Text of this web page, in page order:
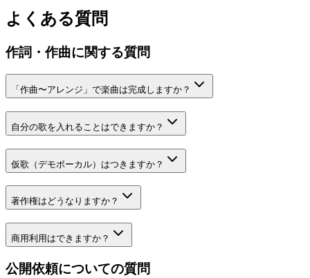
よくある質問
作詞・作曲に関する質問
「作曲〜アレンジ」で楽曲は完成しますか？
自分の歌を入れることはできますか？
仮歌（デモボーカル）はつきますか？
著作権はどうなりますか？
商用利用はできますか？
公開依頼についての質問